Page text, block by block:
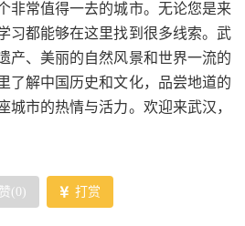
非常值得一去的城市。无论您是来
习都能够在这里找到很多线索。武
产、美丽的自然风景和世界一流的
了解中国历史和文化，品尝地道的
城市的热情与活力。欢迎来武汉，
赞( 0 ) 打赏